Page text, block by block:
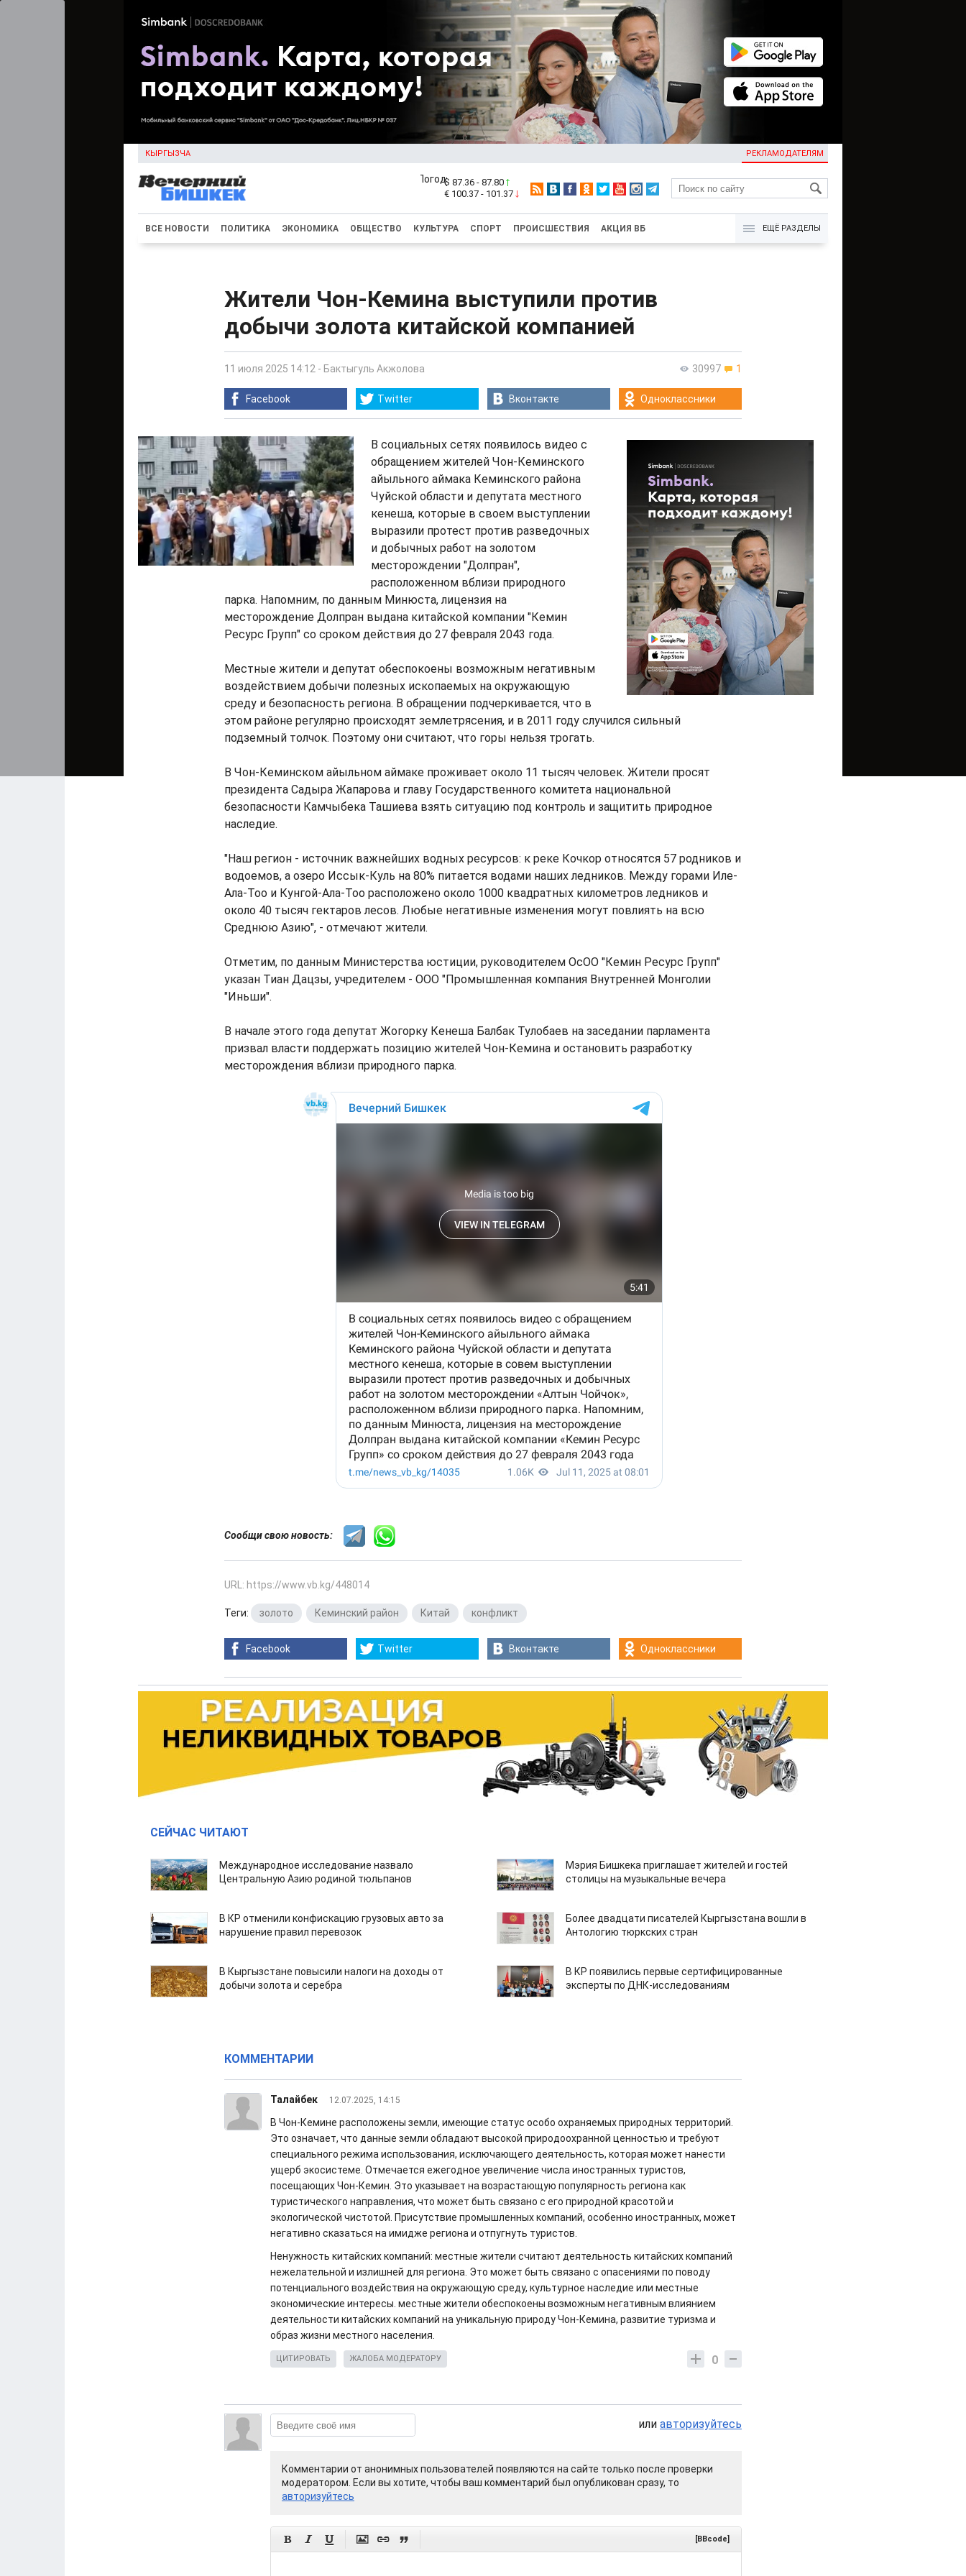
КЫРГЫЗЧА РЕКЛАМОДАТЕЛЯМ
KG
$ 87.36 - 87.80
€ 100.37 - 101.37
ВСЕ НОВОСТИ ПОЛИТИКА ЭКОНОМИКА ОБЩЕСТВО КУЛЬТУРА СПОРТ ПРОИСШЕСТВИЯ АКЦИЯ ВБ ЕЩЁ РАЗДЕЛЫ
Жители Чон-Кемина выступили против
добычи золота китайской компанией
30997 1
11 июля 2025 14:12 - Бактыгуль Акжолова
Facebook Twitter Вконтакте Одноклассники
В социальных сетях появилось видео с
обращением жителей Чон-Кеминского
айыльного аймака Кеминского района
Чуйской области и депутата местного
кенеша, которые в своем выступлении
выразили протест против разведочных
и добычных работ на золотом
месторождении "Долпран",
расположенном вблизи природного
парка. Напомним, по данным Минюста, лицензия на
месторождение Долпран выдана китайской компании "Кемин
Ресурс Групп" со сроком действия до 27 февраля 2043 года.
Местные жители и депутат обеспокоены возможным негативным
воздействием добычи полезных ископаемых на окружающую
среду и безопасность региона. В обращении подчеркивается, что в
этом районе регулярно происходят землетрясения, и в 2011 году случился сильный
подземный толчок. Поэтому они считают, что горы нельзя трогать.
В Чон-Кеминском айыльном аймаке проживает около 11 тысяч человек. Жители просят
президента Садыра Жапарова и главу Государственного комитета национальной
безопасности Камчыбека Ташиева взять ситуацию под контроль и защитить природное
наследие.
"Наш регион - источник важнейших водных ресурсов: к реке Кочкор относятся 57 родников и
водоемов, а озеро Иссык-Куль на 80% питается водами наших ледников. Между горами Иле-
Ала-Тоо и Кунгой-Ала-Тоо расположено около 1000 квадратных километров ледников и
около 40 тысяч гектаров лесов. Любые негативные изменения могут повлиять на всю
Среднюю Азию", - отмечают жители.
Отметим, по данным Министерства юстиции, руководителем ОсОО "Кемин Ресурс Групп"
указан Тиан Дацзы, учредителем - ООО "Промышленная компания Внутренней Монголии
"Иньши".
В начале этого года депутат Жогорку Кенеша Балбак Тулобаев на заседании парламента
призвал власти поддержать позицию жителей Чон-Кемина и остановить разработку
месторождения вблизи природного парка.
Сообщи свою новость:
URL: https://www.vb.kg/448014
Теги: золото Кеминский район Китай конфликт
Facebook Twitter Вконтакте Одноклассники
СЕЙЧАС ЧИТАЮТ
Международное исследование назвало
Центральную Азию родиной тюльпанов
Мэрия Бишкека приглашает жителей и гостей
столицы на музыкальные вечера
В КР отменили конфискацию грузовых авто за
нарушение правил перевозок
Более двадцати писателей Кыргызстана вошли в
Антологию тюркских стран
В Кыргызстане повысили налоги на доходы от
добычи золота и серебра
В КР появились первые сертифицированные
эксперты по ДНК-исследованиям
КОММЕНТАРИИ
Талайбек 12.07.2025, 14:15
В Чон-Кемине расположены земли, имеющие статус особо охраняемых природных территорий.
Это означает, что данные земли обладают высокой природоохранной ценностью и требуют
специального режима использования, исключающего деятельность, которая может нанести
ущерб экосистеме. Отмечается ежегодное увеличение числа иностранных туристов,
посещающих Чон-Кемин. Это указывает на возрастающую популярность региона как
туристического направления, что может быть связано с его природной красотой и
экологической чистотой. Присутствие промышленных компаний, особенно иностранных, может
негативно сказаться на имидже региона и отпугнуть туристов.
Ненужность китайских компаний: местные жители считают деятельность китайских компаний
нежелательной и излишней для региона. Это может быть связано с опасениями по поводу
потенциального воздействия на окружающую среду, культурное наследие или местные
экономические интересы. местные жители обеспокоены возможным негативным влиянием
деятельности китайских компаний на уникальную природу Чон-Кемина, развитие туризма и
образ жизни местного населения.
0
ЦИТИРОВАТЬ ЖАЛОБА МОДЕРАТОРУ
или авторизуйтесь
Комментарии от анонимных пользователей появляются на сайте только после проверки
модератором. Если вы хотите, чтобы ваш комментарий был опубликован сразу, то
авторизуйтесь
      [BBcode]